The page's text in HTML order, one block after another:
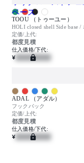
そっ た
眠った
休んだ
Taコレ
し、上
TOOU （トゥーユー）
定価/上代:
都度見積
仕入価格/下代:
¥
ADAL （アダル）
フックバック
定価/上代:
都度見積
仕入価格/下代:
¥